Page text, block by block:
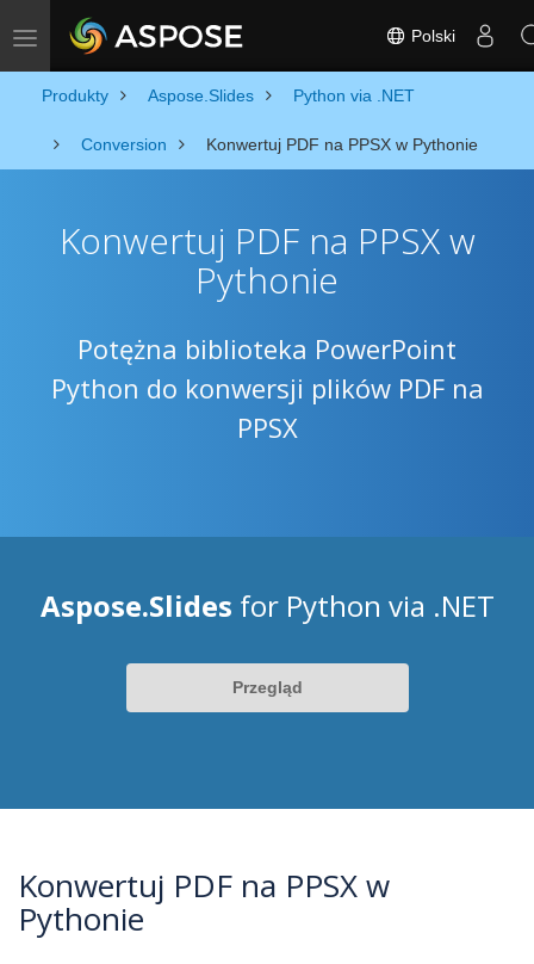
Toggle navigation Polski
Produkty Aspose.Slides Python via .NET
Conversion Konwertuj PDF na PPSX w Pythonie
Konwertuj PDF na PPSX w
Pythonie
Potężna biblioteka PowerPoint
Python do konwersji plików PDF na
PPSX
Aspose.Slides for Python via .NET
Przegląd
Konwertuj PDF na PPSX w
Pythonie